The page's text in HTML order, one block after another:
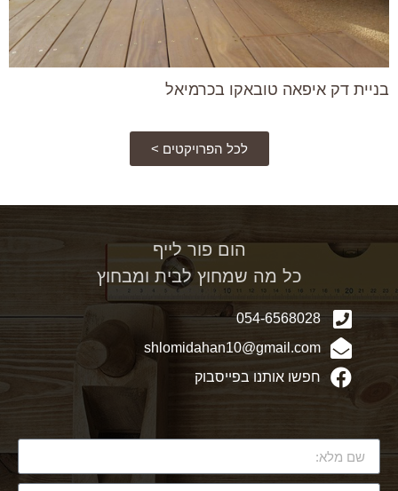
בניית דק איפאה טובאקו בכרמיאל
לכל הפרויקטים >
הום פור לייף
כל מה שמחוץ לבית ומבחוץ
054-6568028
shlomidahan10@gmail.com
חפשו אותנו בפייסבוק